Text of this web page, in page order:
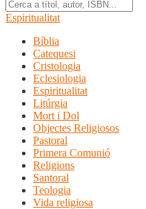
Espiritualitat
Bíblia
Catequesi
Cristologia
Eclesiologia
Espiritualitat
Litúrgia
Mort i Dol
Objectes Religiosos
Pastoral
Primera Comunió
Religions
Santoral
Teologia
Vida religiosa